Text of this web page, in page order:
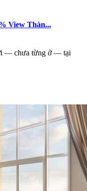
View Thàn...
— chưa từng ở — tại